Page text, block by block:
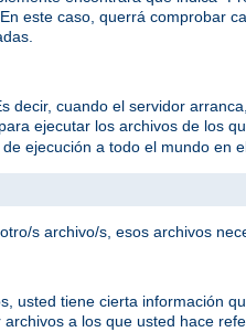
este caso, querrá comprobar
decir, cuando el servidor
ejecutar los archivos de los
ejecución a todo el mundo en
s archivo/s, esos archivos
usted tiene cierta información
a los que usted hace